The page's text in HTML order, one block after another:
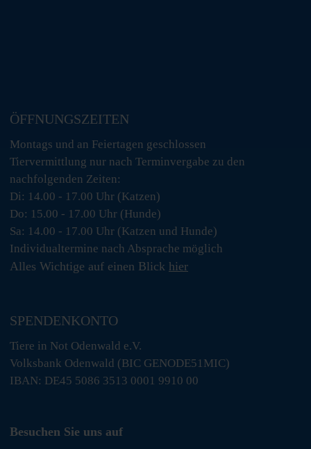
ÖFFNUNGSZEITEN
Montags und an Feiertagen geschlossen
Tiervermittlung nur nach Terminvergabe zu den
nachfolgenden Zeiten:
Di: 14.00 - 17.00 Uhr (Katzen)
Do: 15.00 - 17.00 Uhr (Hunde)
Sa: 14.00 - 17.00 Uhr (Katzen und Hunde)
Individualtermine nach Absprache möglich
Alles Wichtige auf einen Blick hier
SPENDENKONTO
Tiere in Not Odenwald e.V.
Volksbank Odenwald (BIC GENODE51MIC)
IBAN: DE45 5086 3513 0001 9910 00
Besuchen Sie uns auf